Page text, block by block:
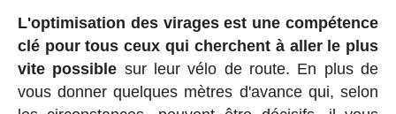
L'optimisation des virages est une compétence
clé pour tous ceux qui cherchent à aller le plus
vite possible sur leur vélo de route. En plus de
vous donner quelques mètres d'avance qui, selon